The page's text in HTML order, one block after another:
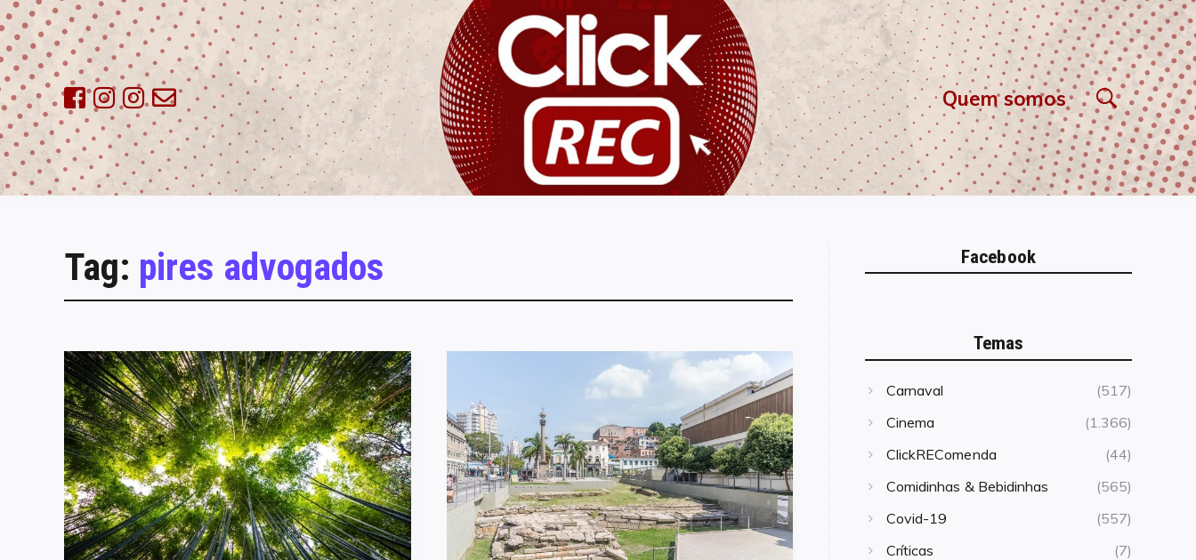
Skip
to
content
ClickREC Quem somos
Tag: pires advogados Facebook
Temas
Carnaval
(517)
Cinema
(1.366)
ClickREComenda
(44)
Comidinhas & Bebidinhas
(565)
Covid-19
(557)
Críticas
(7)